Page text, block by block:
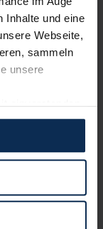
Inhalte und eine
Webseite,
sammeln
unsere
einverstanden
zu
dem nicht
auf die
nicht
unterstützen.
für